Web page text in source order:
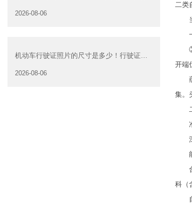
2026-08-06
机动车行驶证照片的尺寸是多少！行驶证照
2026-08-06
二类
当
一
③没
开端
蕴
集。
二
准
深
能
合
科（
自